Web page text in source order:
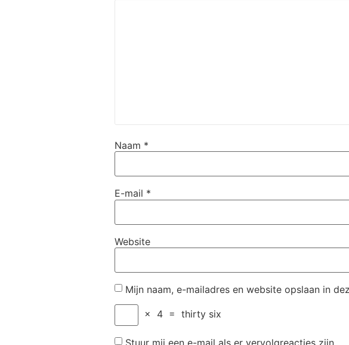
Naam *
E-mail *
Website
Mijn naam, e-mailadres en website opslaan in
× 4 = thirty six
Stuur mij een e-mail als er vervolgreacties zijn.